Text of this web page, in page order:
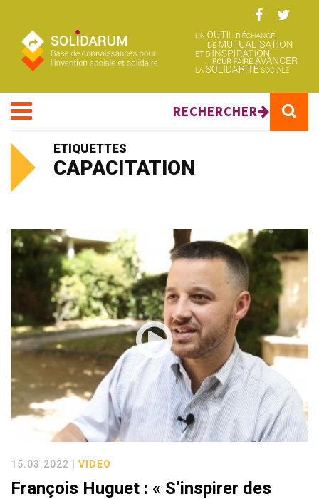
RECHERCHER
ÉTIQUETTES
CAPACITATION
15.03.2022 | VIDEO
François Huguet : « S’inspirer des